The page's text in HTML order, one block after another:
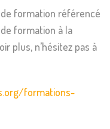
formation référencé
formation à la
plus, n’hésitez pas à
formations-